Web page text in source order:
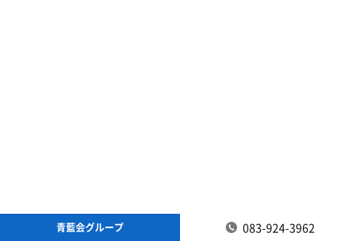
青藍会グループ 083-924-3962